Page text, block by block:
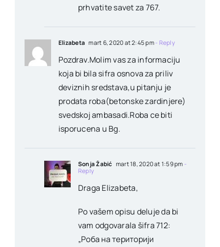
prhvatite savet za 767.
Elizabeta mart 6, 2020 at 2:45 pm- Reply
Pozdrav.Molim vas za informaciju
koja bi bila sifra osnova za priliv
deviznih sredstava,u pitanju je
prodata roba(betonske zardinjere)
svedskoj ambasadi.Roba ce biti
isporucena u Bg.
Sonja Žabić mart 18, 2020 at 1:59 pm -
Reply
Draga Elizabeta,
Po vašem opisu deluje da bi
vam odgovarala šifra 712:
„Роба на територији